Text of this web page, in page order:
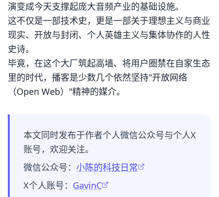
演变成今天支撑起庞大音频产业的基础设施。
这不仅是一部技术史，更是一部关于理想主义与商业
现实、开放与封闭、个人英雄主义与集体协作的人性
史诗。
毕竟，在这个大厂筑起高墙、将用户圈禁在自家生态
里的时代，播客是少数几个依然坚持"开放网络
（Open Web）"精神的媒介。
本文同时发布于作者个人微信公众号与个人X
账号，欢迎关注。
微信公众号： 小陈的科技日常
X个人账号： GavinC